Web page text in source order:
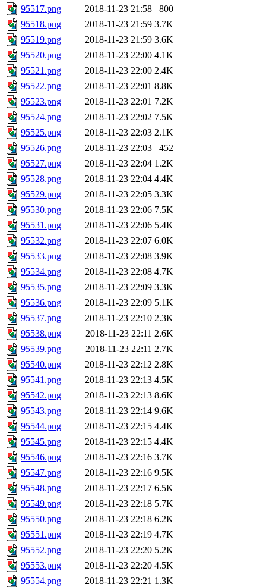
95517.png
2018-11-23 21:58
800
95518.png
2018-11-23 21:59 3.7K
95519.png
2018-11-23 21:59 3.6K
95520.png
2018-11-23 22:00 4.1K
95521.png
2018-11-23 22:00 2.4K
95522.png
2018-11-23 22:01 8.8K
95523.png
2018-11-23 22:01 7.2K
95524.png
2018-11-23 22:02 7.5K
95525.png
2018-11-23 22:03 2.1K
95526.png
2018-11-23 22:03
452
95527.png
2018-11-23 22:04 1.2K
95528.png
2018-11-23 22:04 4.4K
95529.png
2018-11-23 22:05 3.3K
95530.png
2018-11-23 22:06 7.5K
95531.png
2018-11-23 22:06 5.4K
95532.png
2018-11-23 22:07 6.0K
95533.png
2018-11-23 22:08 3.9K
95534.png
2018-11-23 22:08 4.7K
95535.png
2018-11-23 22:09 3.3K
95536.png
2018-11-23 22:09 5.1K
95537.png
2018-11-23 22:10 2.3K
95538.png
2018-11-23 22:11 2.6K
95539.png
2018-11-23 22:11 2.7K
95540.png
2018-11-23 22:12 2.8K
95541.png
2018-11-23 22:13 4.5K
95542.png
2018-11-23 22:13 8.6K
95543.png
2018-11-23 22:14 9.6K
95544.png
2018-11-23 22:15 4.4K
95545.png
2018-11-23 22:15 4.4K
95546.png
2018-11-23 22:16 3.7K
95547.png
2018-11-23 22:16 9.5K
95548.png
2018-11-23 22:17 6.5K
95549.png
2018-11-23 22:18 5.7K
95550.png
2018-11-23 22:18 6.2K
95551.png
2018-11-23 22:19 4.7K
95552.png
2018-11-23 22:20 5.2K
95553.png
2018-11-23 22:20 4.5K
95554.png
2018-11-23 22:21 1.3K